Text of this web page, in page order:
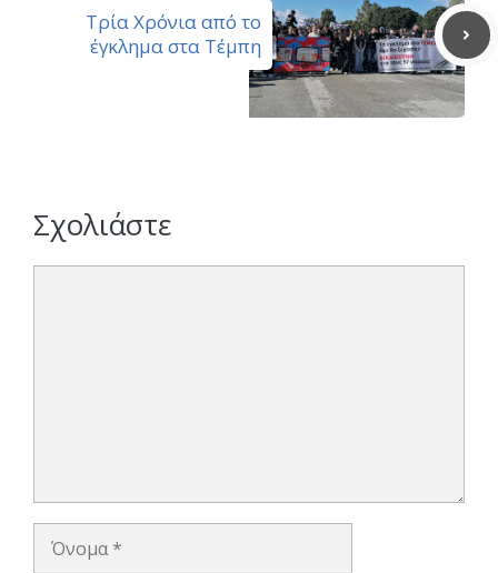
Τρία Χρόνια από το
έγκλημα στα Τέμπη
Σχολιάστε
Όνομα